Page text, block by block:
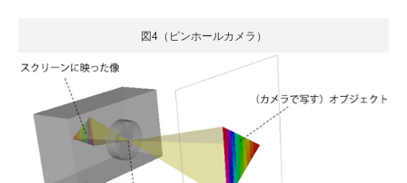
図4（ピンホールカメラ）